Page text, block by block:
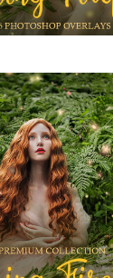
favor selecione